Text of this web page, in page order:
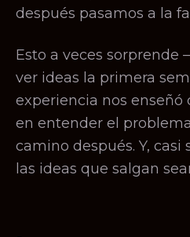
después pasamos a la
Esto a veces
ver ideas la primera
experiencia nos
en entender el
camino después. Y, casi
las ideas que salgan